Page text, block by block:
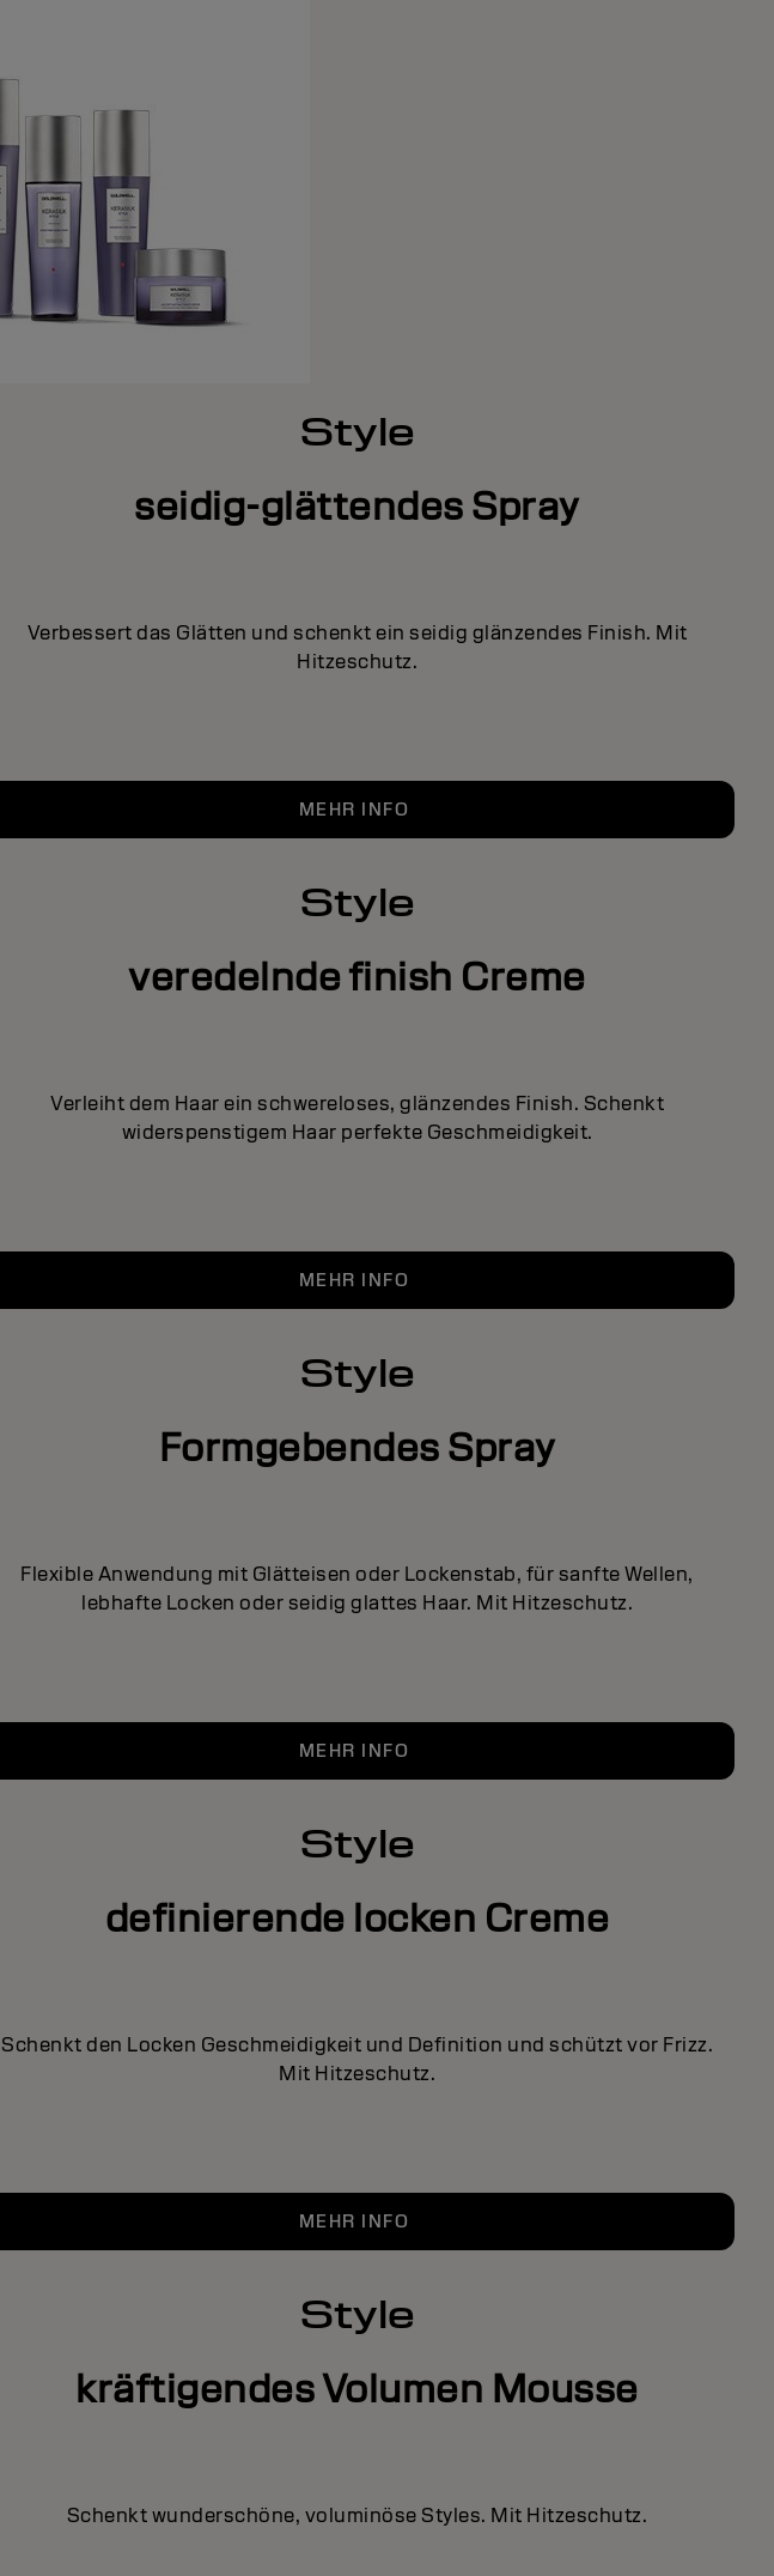
Style
seidig-glättendes Spray
Verbessert das Glätten und schenkt ein seidig glänzendes Finish. Mit
Hitzeschutz.
MEHR INFO
Style
veredelnde finish Creme
Verleiht dem Haar ein schwereloses, glänzendes Finish. Schenkt
widerspenstigem Haar perfekte Geschmeidigkeit.
MEHR INFO
Style
Formgebendes Spray
Flexible Anwendung mit Glätteisen oder Lockenstab, für sanfte Wellen,
lebhafte Locken oder seidig glattes Haar. Mit Hitzeschutz.
MEHR INFO
Style
definierende locken Creme
Schenkt den Locken Geschmeidigkeit und Definition und schützt vor Frizz.
Mit Hitzeschutz.
MEHR INFO
Style
kräftigendes Volumen Mousse
Schenkt wunderschöne, voluminöse Styles. Mit Hitzeschutz.